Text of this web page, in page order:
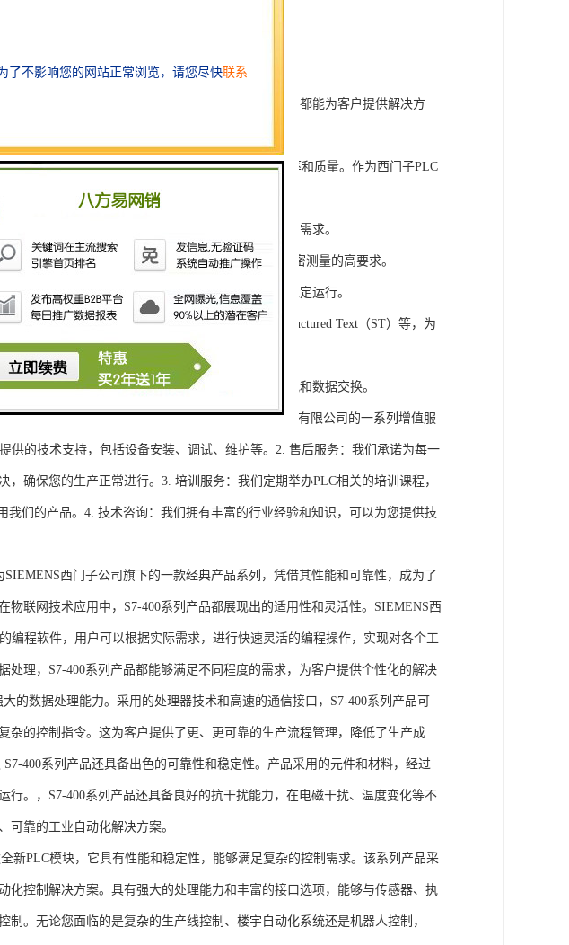
的个性化要求。
署系统，缩短项目周期。
论是提供技术咨询，还是进行技术开发和转让，我们都能为客户提供解决方
靠性、高性能的工控设备，旨在tisheng生产效率和质量。作为西门子PLC
点：
户需求灵活配置输入输出模块，满足不同规模工程的需求。
多达8个模拟量输入输出通道，可满足对于控制和精密测量的高要求。
技术，具有高度可靠性和稳定性，保证系统的长期稳定运行。
支持多种编程语言，如Ladder Diagram（LD）、Structured Text（ST）等，为
，可与其他工控设备无缝集成，实现设备之间的通讯和数据交换。
了可靠的工控设备，还将获得浔之漫智控技术(上海)有限公司的一系列增值服
供的技术支持，包括设备安装、调试、维护等。2. 售后服务：我们承诺为每一
确保您的生产正常进行。3. 培训服务：我们定期举办PLC相关的培训课程，
我们的产品。4. 技术咨询：我们拥有丰富的行业经验和知识，可以为您提供技
西门子公司旗下的一款经典产品系列，凭借其性能和可靠性，成为了
联网技术应用中，S7-400系列产品都展现出的适用性和灵活性。SIEMENS西
编程软件，用户可以根据实际需求，进行快速灵活的编程操作，实现对各个工
理，S7-400系列产品都能够满足不同程度的需求，为客户提供个性化的解决
的数据处理能力。采用的处理器技术和高速的通信接口，S7-400系列产品可
杂的控制指令。这为客户提供了更、更可靠的生产流程管理，降低了生产成
400系列产品还具备出色的可靠性和稳定性。产品采用的元件和材料，经过
行。，S7-400系列产品还具备良好的抗干扰能力，在电磁干扰、温度变化等不
可靠的工业自动化解决方案。
PLC模块，它具有性能和稳定性，能够满足复杂的控制需求。该系列产品采
化控制解决方案。具有强大的处理能力和丰富的接口选项，能够与传感器、执
。无论您面临的是复杂的生产线控制、楼宇自动化系统还是机器人控制，